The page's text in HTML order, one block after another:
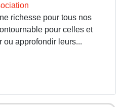
richesse pour tous nos
pour celles et
ou approfondir leurs...